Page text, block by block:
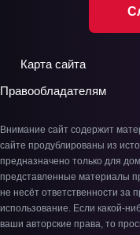
Карта сайта
Правообладателям
Внимание сайт содержит
сайте продублированы из
предназначено только для
представленные материалы
не несёт ответственности за
использование. Если какой-
ваши авторские права, то